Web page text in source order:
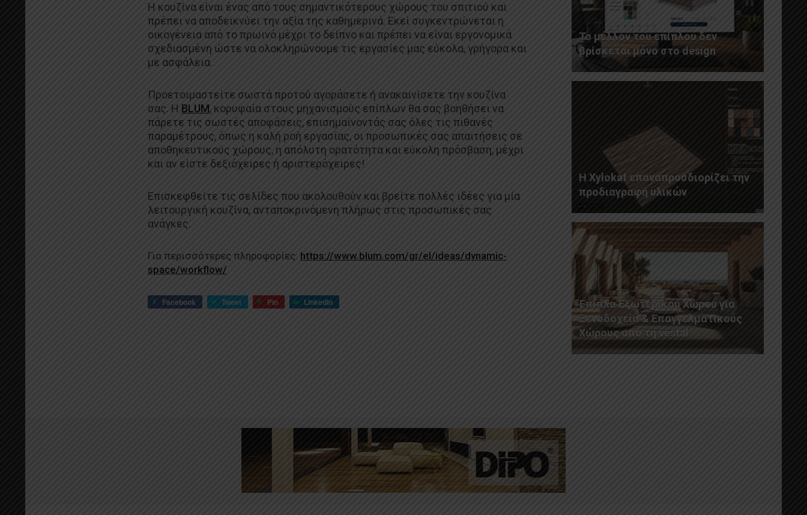
Η κουζίνα είναι ένας από τους σημαντικότερους χώρους του σπιτιού και
πρέπει να αποδεικνύει την αξία της καθημερινά. Εκεί συγκεντρώνεται η
οικογένεια από το πρωινό μέχρι το δείπνο και πρέπει να είναι εργονομικά
σχεδιασμένη ώστε να ολοκληρώνουμε τις εργασίες μας εύκολα, γρήγορα και
με ασφάλεια.
Προετοιμαστείτε σωστά προτού αγοράσετε ή ανακαινίσετε την κουζίνα
σας. Η BLUM, κορυφαία στους μηχανισμούς επίπλων θα σας βοηθήσει να
πάρετε τις σωστές αποφάσεις, επισημαίνοντάς σας όλες τις πιθανές
παραμέτρους, όπως η καλή ροή εργασίας, οι προσωπικές σας απαιτήσεις σε
αποθηκευτικούς χώρους, η απόλυτη ορατότητα και εύκολη πρόσβαση, μέχρι
και αν είστε δεξιόχειρες ή αριστερόχειρες!
Επισκεφθείτε τις σελίδες που ακολουθούν και βρείτε πολλές ιδέες για μία
λειτουργική κουζίνα, ανταποκρινόμενη πλήρως στις προσωπικές σας
ανάγκες.
Για περισσότερες πληροφορίες: https://www.blum.com/gr/el/ideas/dynamic-
space/workflow/
Facebook Tweet Pin LinkedIn
Το μέλλον του επίπλου δεν
βρίσκεται μόνο στο design
Η Xylokat επαναπροσδιορίζει την
προδιαγραφή υλικών
Έπιπλα Εξωτερικού Χώρου για
Ξενοδοχεία & Επαγγελματικούς
Χώρους από τη vestal